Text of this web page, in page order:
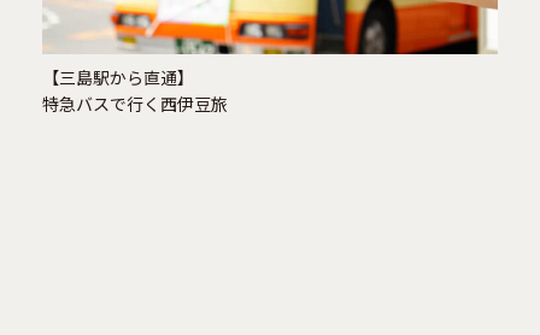
【三島駅から直通】
特急バスで行く西伊豆旅